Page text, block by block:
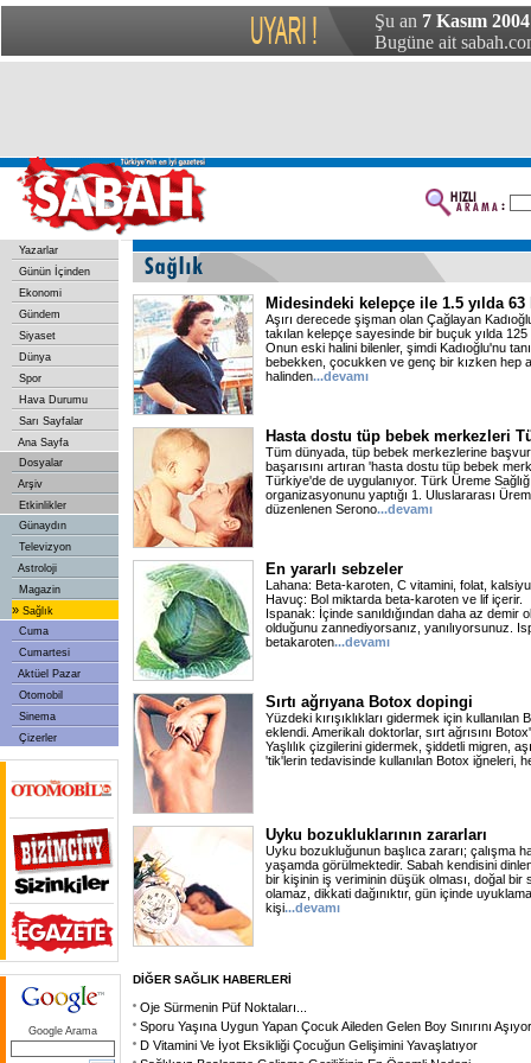
Şu an 7 Kasım
Bugüne ait
Yazarlar
Günün İçinden
Ekonomi
Gündem
Siyaset
Dünya
Spor
Hava Durumu
Sarı Sayfalar
Ana Sayfa
Dosyalar
Arşiv
Etkinlikler
Günaydın
Televizyon
Astroloji
Magazin
» Sağlık
Cuma
Cumartesi
Aktüel Pazar
Otomobil
Sinema
Çizerler
Google Arama
Midesindeki kelepçe ile 1.5 yılda
Aşırı derecede şişman olan Çağlayan
takılan kelepçe sayesinde bir buçuk yılda
Onun eski halini bilenler, şimdi Kadıoğlu'nu
bebekken, çocukken ve genç bir kızken hep
halinden...devamı
Hasta dostu tüp bebek merkezleri
Tüm dünyada, tüp bebek merkezlerine
başarısını artıran 'hasta dostu tüp bebek
Türkiye'de de uygulanıyor. Türk Üreme
organizasyonunu yaptığı 1. Uluslararası
düzenlenen Serono...devamı
En yararlı sebzeler
Lahana: Beta-karoten, C vitamini, folat,
Havuç: Bol miktarda beta-karoten ve lif içerir.
Ispanak: İçinde sanıldığından daha az demir
olduğunu zannediyorsanız, yanılıyorsunuz.
betakaroten...devamı
Sırtı ağrıyana Botox dopingi
Yüzdeki kırışıklıkları gidermek için
eklendi. Amerikalı doktorlar, sırt ağrısını
Yaşlılık çizgilerini gidermek, şiddetli migren,
'tik'lerin tedavisinde kullanılan Botox iğneleri,
Uyku bozukluklarının zararları
Uyku bozukluğunun başlıca zararı; çalışma
yaşamda görülmektedir. Sabah kendisini
bir kişinin iş veriminin düşük olması, doğal bir
olamaz, dikkati dağınıktır, gün içinde
kişi...devamı
DİĞER SAĞLIK HABERLERİ
Oje Sürmenin Püf Noktaları...
Sporu Yaşına Uygun Yapan Çocuk Aileden Gelen Boy Sınırını Aşıyor
D Vitamini Ve İyot Eksikliği Çocuğun Gelişimini Yavaşlatıyor